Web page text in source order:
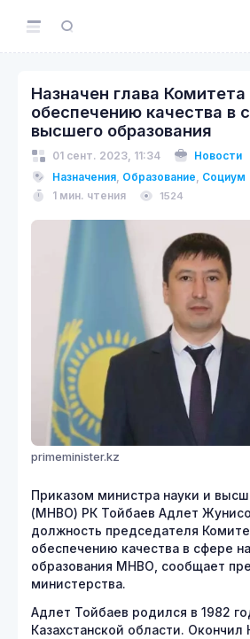
Назначен глава Комитета
обеспечению качества в
высшего образования
01 сент. 2023, 11:34
Новости
Назначения, Образование, Социум
1 мин. чтения
1524
primeminister.kz
Приказом министра науки и
(МНВО) РК Тойбаев Адлет
должность председателя
обеспечению качества в сфере
образования МНВО, сообщает
министерства.
Адлет Тойбаев родился в 1982
Казахстанской области. Окончил